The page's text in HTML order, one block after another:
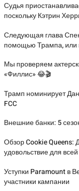
Судья
поскольку Кэтрин
Следующая глава
помощью Трампа, или
Мы проверяем
«Филлис» 😂🎬
Трамп номинирует
FCC
Внешние банки: 5
Обзор Cookie Queens:
удовольствие для
Уступки Paramount в
участники кампании